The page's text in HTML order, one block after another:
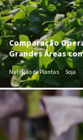
Comparação
Grandes Áreas
Nutrição de Plantas Soja